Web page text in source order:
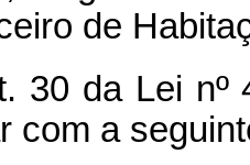
de
30 da Lei nº
com a